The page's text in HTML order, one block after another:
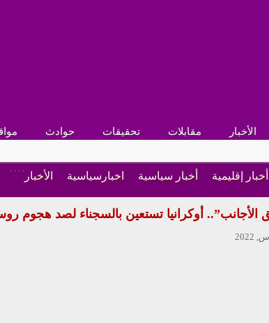
الأخبار مقابلات تحقيقات حوادث
,
أخبار إقليمية
,
أخبار سياسية
,
اخبارسياسية
,
الأخبار
الأجانب”.. أوكرانيا تستعين بالسجناء لصد هجوم